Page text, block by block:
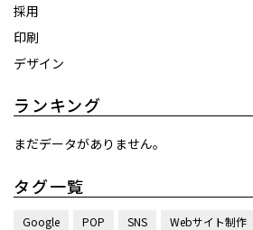
採用
印刷
デザイン
ランキング
まだデータがありません。
タグ一覧
Google POP SNS Webサイト制作